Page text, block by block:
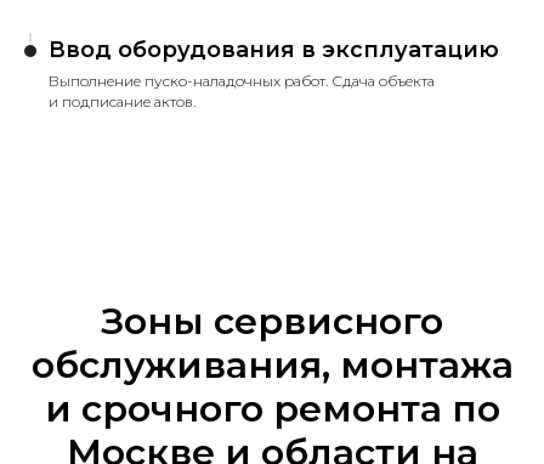
Ввод оборудования в эксплуатацию
Выполнение пуско-наладочных работ. Сдача объекта
и подписание актов.
Зоны сервисного
обслуживания, монтажа
и срочного ремонта по
Москве и области на